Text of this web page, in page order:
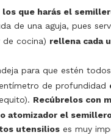
que harás el
de una aguja, pues
de cocina) rellena cada
para que estén
de profundidad
Recúbrelos con
atomizador el
utensilios es muy